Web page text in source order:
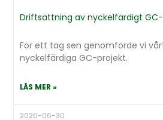
Driftsättning av nyckelfärdigt
För ett tag sen genomförde vi
nyckelfärdiga GC-projekt.
LÄS MER »
2026-06-30